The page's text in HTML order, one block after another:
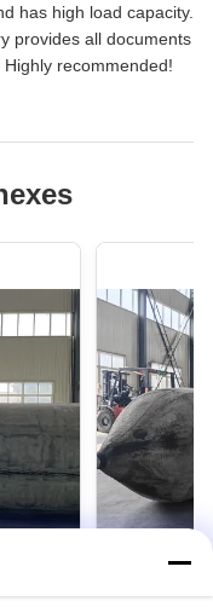
has high load capacity.
provides all documents
recommended!